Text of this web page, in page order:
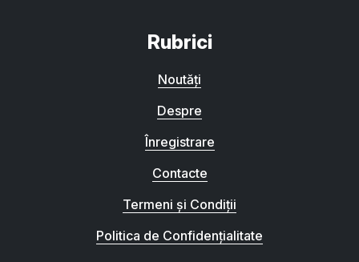
Rubrici
Noutăți
Despre
Înregistrare
Contacte
Termeni și Condiții
Politica de Confidențialitate